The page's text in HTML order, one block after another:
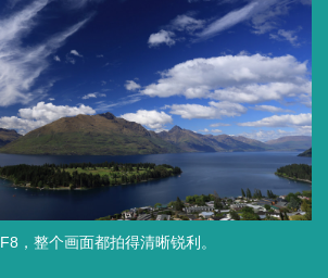
，整个画面都拍得清晰锐利。